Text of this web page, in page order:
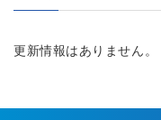
更新情報はありません。